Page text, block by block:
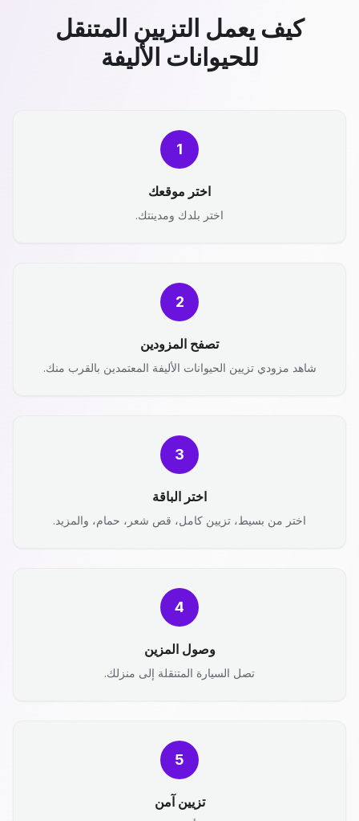
كيف يعمل التزيين المتنقل
للحيوانات الأليفة
1
اختر موقعك
اختر بلدك ومدينتك.
2
تصفح المزودين
شاهد مزودي تزيين الحيوانات الأليفة المعتمدين بالقرب منك.
3
اختر الباقة
اختر من بسيط، تزيين كامل، قص شعر، حمام، والمزيد.
4
وصول المزين
تصل السيارة المتنقلة إلى منزلك.
5
تزيين آمن